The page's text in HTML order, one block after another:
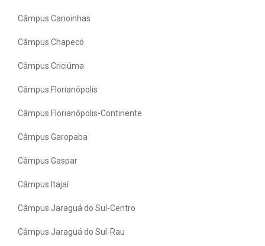
Câmpus Canoinhas
Câmpus Chapecó
Câmpus Criciúma
Câmpus Florianópolis
Câmpus Florianópolis-Continente
Câmpus Garopaba
Câmpus Gaspar
Câmpus Itajaí
Câmpus Jaraguá do Sul-Centro
Câmpus Jaraguá do Sul-Rau